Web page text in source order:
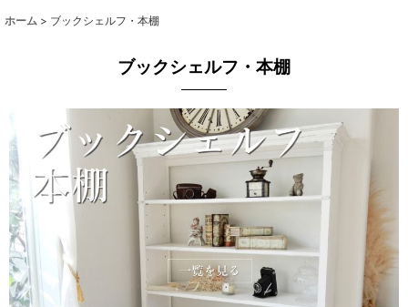
ホーム > ブックシェルフ・本棚
ブックシェルフ・本棚